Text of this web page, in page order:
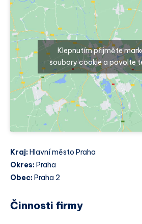
Klepnutím přijměte
soubory cookie a povolte
Kraj: Hlavní město Praha
Okres: Praha
Obec: Praha 2
Činnosti firmy